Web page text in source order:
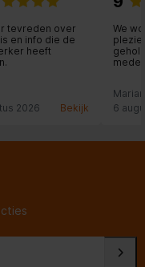
tevreden over
en info die de
heeft
2026
Bekijk
We
6